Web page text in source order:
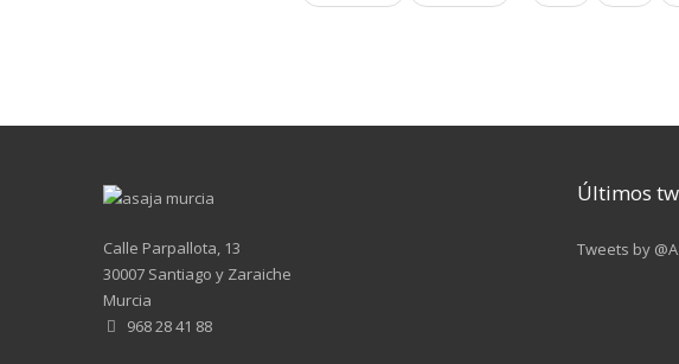
Calle Parpallota, 13
30007 Santiago y Zaraiche
Murcia
968 28 41 88
Últimos
Tweets by